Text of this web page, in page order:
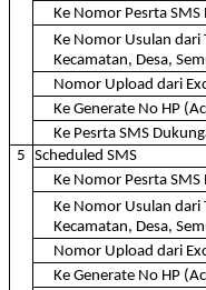
Ke Nomor Pesrta SMS
Ke Nomor Usulan dari
Kecamatan, Desa,
Nomor Upload dari
Ke Generate No HP
Ke Pesrta SMS
5 Scheduled SMS
Ke Nomor Pesrta SMS
Ke Nomor Usulan dari
Kecamatan, Desa,
Nomor Upload dari
Ke Generate No HP